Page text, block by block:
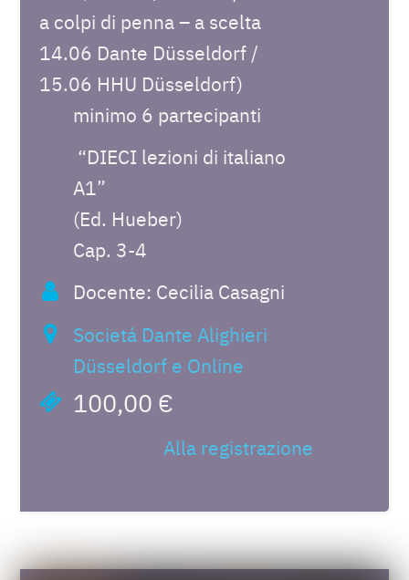
a colpi di penna – a scelta
14.06 Dante Düsseldorf /
15.06 HHU Düsseldorf)
minimo 6 partecipanti
“DIECI lezioni di italiano
A1”
(Ed. Hueber)
Cap. 3-4
Docente: Cecilia Casagni
Societá Dante Alighieri
Düsseldorf e Online
100,00 €
Alla registrazione